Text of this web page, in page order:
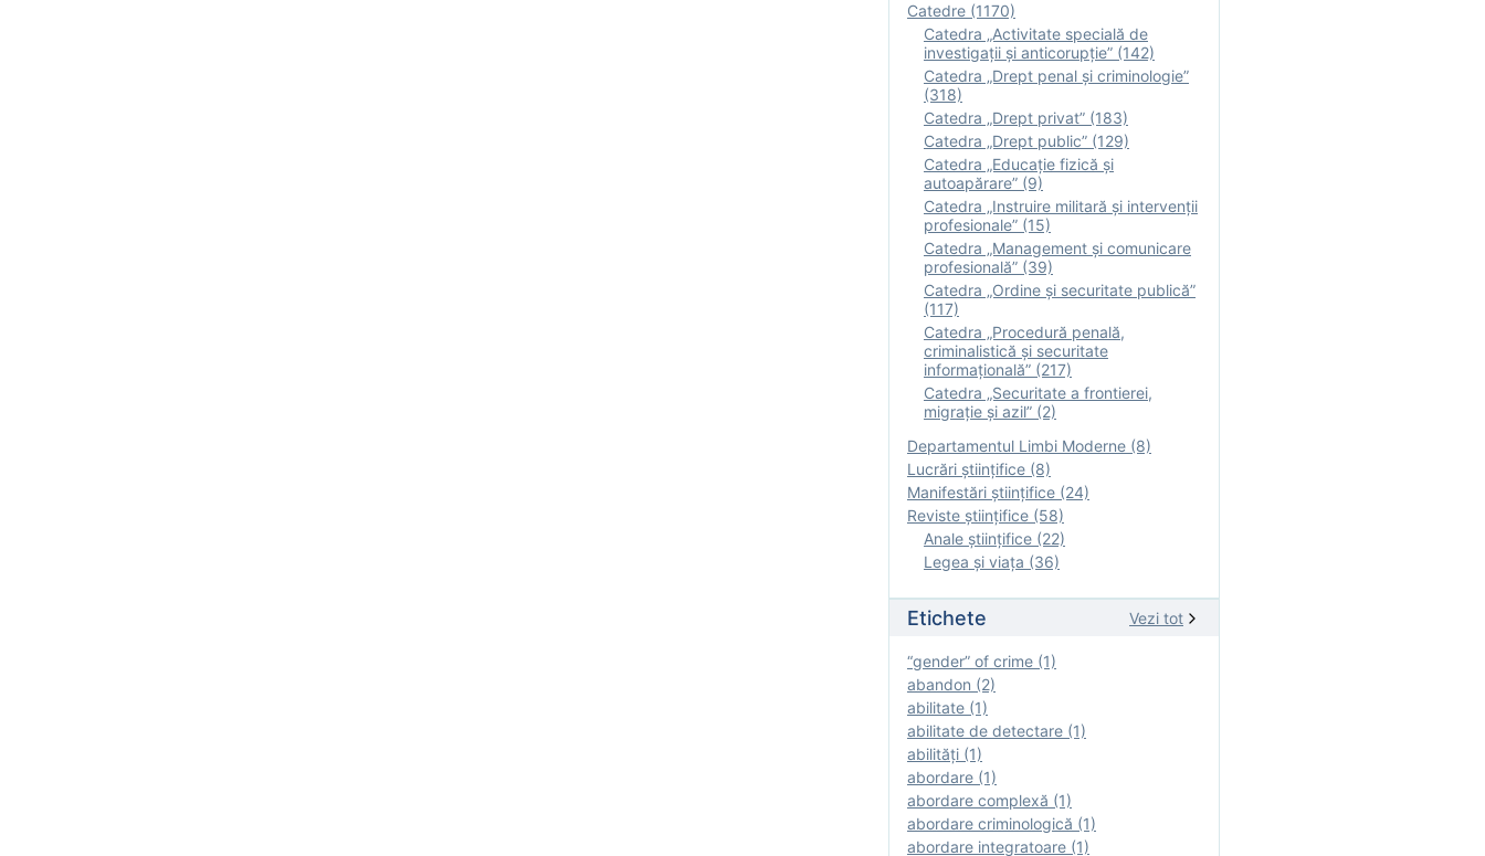
Catedre (1170)
Catedra „Activitate specială de
investigaţii şi anticorupție” (142)
Catedra „Drept penal și criminologie”
(318)
Catedra „Drept privat” (183)
Catedra „Drept public” (129)
Catedra „Educație fizică şi
autoapărare” (9)
Catedra „Instruire militară şi intervenţii
profesionale” (15)
Catedra „Management și comunicare
profesională” (39)
Catedra „Ordine și securitate publică”
(117)
Catedra „Procedură penală,
criminalistică și securitate
informațională” (217)
Catedra „Securitate a frontierei,
migrație și azil” (2)
Departamentul Limbi Moderne (8)
Lucrări științifice (8)
Manifestări ştiinţifice (24)
Reviste ştiinţifice (58)
Anale ştiinţifice (22)
Legea şi viaţa (36)
Etichete Vezi tot
“gender” of crime (1)
abandon (2)
abilitate (1)
abilitate de detectare (1)
abilităţi (1)
abordare (1)
abordare complexă (1)
abordare criminologică (1)
abordare integratoare (1)